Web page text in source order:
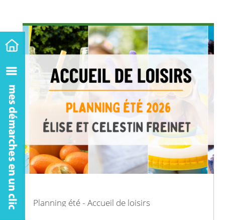
Planning été - Accueil de loisirs